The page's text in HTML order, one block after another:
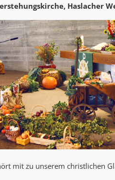
Haslacher
mit zu unserem christlichen